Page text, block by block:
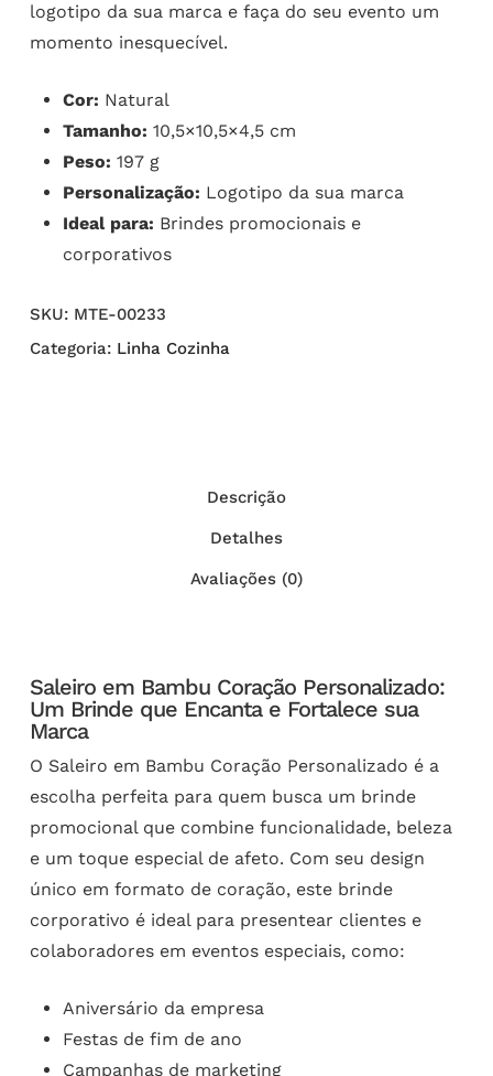
logotipo da sua marca e faça do seu evento um
momento inesquecível.
Cor: Natural
Tamanho: 10,5×10,5×4,5 cm
Peso: 197 g
Personalização: Logotipo da sua marca
Ideal para: Brindes promocionais e
corporativos
SKU: MTE-00233
Categoria: Linha Cozinha
Descrição
Detalhes
Avaliações (0)
Saleiro em Bambu Coração Personalizado:
Um Brinde que Encanta e Fortalece sua
Marca
O Saleiro em Bambu Coração Personalizado é a
escolha perfeita para quem busca um brinde
promocional que combine funcionalidade, beleza
e um toque especial de afeto. Com seu design
único em formato de coração, este brinde
corporativo é ideal para presentear clientes e
colaboradores em eventos especiais, como:
Aniversário da empresa
Festas de fim de ano
Campanhas de marketing